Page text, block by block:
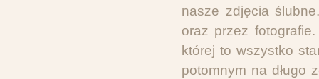
nasze zdjęcia
oraz przez
której to wszystko
potomnym na długo